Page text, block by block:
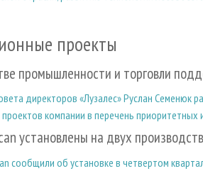
проекты
промышленности и торговли
директоров «Лузалес» Руслан Семенюк
компании в перечень приоритетных
установлены на двух
сообщили об установке в четвертом